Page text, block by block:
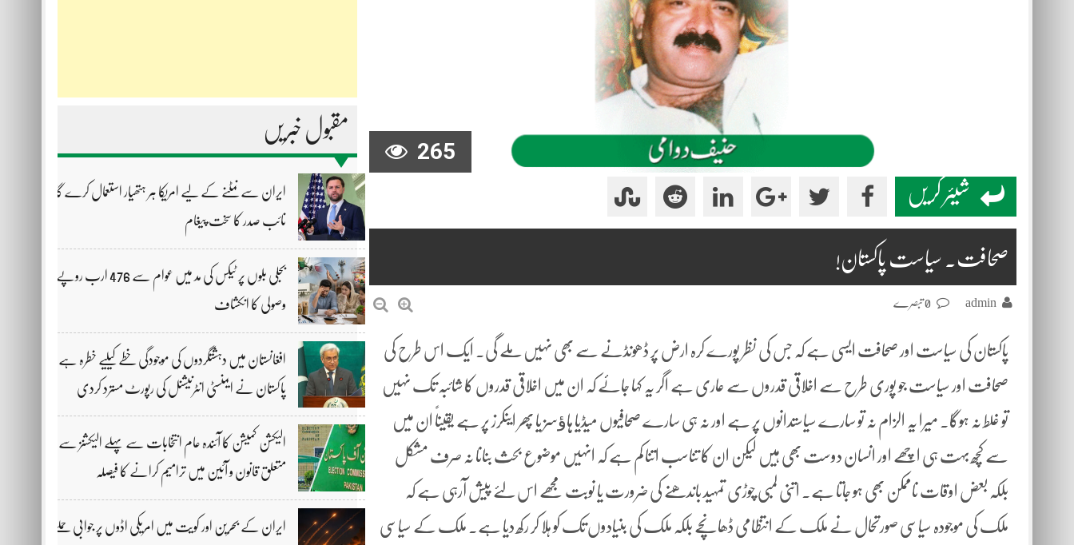
مقبول خبریں
ایران سے نمٹنے کے لیے امریکا ہر ہتھیار استعمال کرے گا،
نائب صدر کا سخت پیغام
بجلی بلوں پر ٹیکس کی مد میں عوام سے 476 ارب روپے
وصولی کا انکشاف
افغانستان میں دہشتگردوں کی موجودگی خطے کیلیے خطرہ ہے،
پاکستان نے ایمنسٹی انٹرنیشنل کی رپورٹ مسترد کردی
الیکشن کمیشن کا آئندہ عام انتخابات سے پہلے الیکشنز سے
متعلق قانون و آئین میں ترامیم کرانے کا فیصلہ
ایران کے بحرین اور کویت میں امریکی اڈوں پر جوابی حملے
265
شیئر کریں
صحافت۔ سیاست پاکستان!
admin
پاکستان کی سیاست اور صحافت ایسی ہے کہ جس کی نظر پورے کرہ ارض پر ڈھونڈنے سے بھی نہیں ملے گی۔ ایک اس طرح کی
صحافت اور سیاست جو پوری طرح سے اخلاقی قدروں سے عاری ہے اگر یہ کہا جائے کہ ان میں اخلاقی قدروں کا شائبہ تک نہیں
تو غلط نہ ہوگا۔ میرا یہ الزام نہ تو سارے سیاستدانوں پر ہے اور نہ ہی سارے صحافیوں میڈیا ہاﺅسز یا پھر اینکرز پر ہے یقیناً ان میں
سے کچھ بہت ہی اچھے اور انسان دوست بھی ہیں لیکن ان کا تناسب اتنا کم ہے کہ انہیں موضوع بحث بنانا نہ صرف مشکل
بلکہ بعض اوقات ناممکن بھی ہو جاتا ہے۔ اتنی لمبی چوڑی تمہید باندھنے کی ضرورت یا نوبت مجھے اس لئے پیش آرہی ہے کہ
ملک کی موجودہ سیاسی صورتحال نے ملک کے انتظامی ڈھانچے بلکہ ملک کی بنیادوں تک کو ہلا کر رکھ دیا ہے۔ ملک کے سیاسی